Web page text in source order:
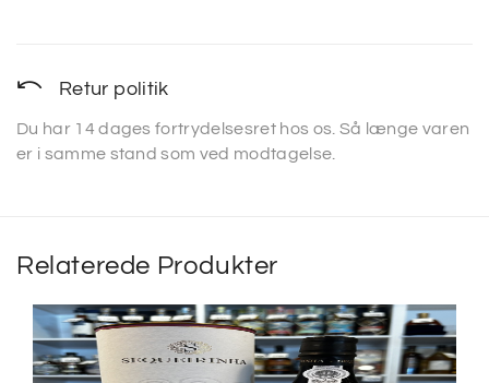
Retur politik
Du har 14 dages fortrydelsesret hos os. Så længe varen
er i samme stand som ved modtagelse.
Relaterede Produkter